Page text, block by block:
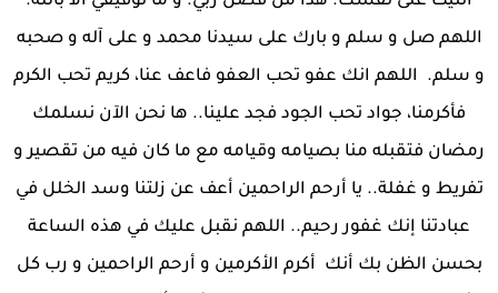
اللهم صل و سلم و بارك على سيدنا محمد و على آله و صحبه
و سلم. اللهم انك عفو تحب العفو فاعف عنا، كريم تحب الكرم
فأكرمنا، جواد تحب الجود فجد علينا.. ها نحن الآن نسلمك
رمضان فتقبله منا بصيامه وقيامه مع ما كان فيه من تقصير و
تفريط و غفلة.. يا أرحم الراحمين أعف عن زلتنا وسد الخلل في
عبادتنا إنك غفور رحيم.. اللهم نقبل عليك في هذه الساعة
بحسن الظن بك أنك أكرم الأكرمين و أرحم الراحمين و رب كل